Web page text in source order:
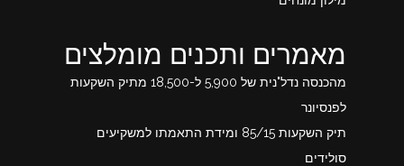
מאמרים ותכנים מומלצים
מהכנסה נדל"נית של 5,900 ל-18,500 מתיק השקעות
לפנסיונר
תיק השקעות 85/15 ומידת התאמתו למשקיעים
סולידים